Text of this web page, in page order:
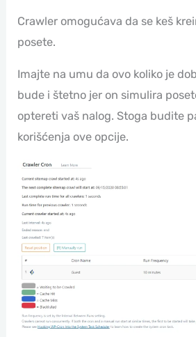
Crawler omogućava da se keš
posete.
Imajte na umu da ovo koliko je
bude i štetno jer on simulira
optereti vaš nalog. Stoga budite
korišćenja ove opcije.